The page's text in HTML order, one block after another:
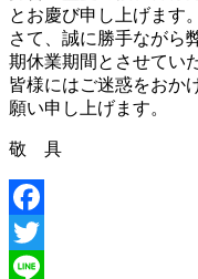
とお慶び申し上げます。
さて、誠に勝手ながら
期休業期間とさせてい
皆様にはご迷惑をおか
願い申し上げます。
敬 具
Facebook
Twitter